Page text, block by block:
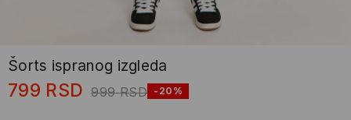
Šorts ispranog izgleda
799 RSD 999 RSD -20%